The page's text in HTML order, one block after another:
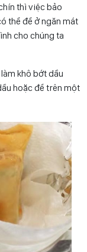
thì việc bảo
thể để ở ngăn mát
cho chúng ta
khô bớt dầu
hoặc để trên một